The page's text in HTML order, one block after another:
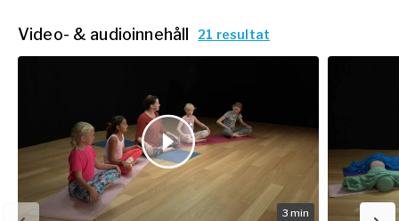
Video- & audioinnehåll 21 resultat
3 min